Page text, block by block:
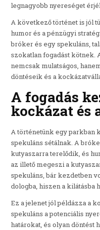
legnagyobb nyereséget
A következő történet is jól
humor és a pénzügyi
bróker és egy spekuláns,
szokatlan fogadást kötnek.
nemcsak mulatságos,
döntéseik és a
A fogadás
kockázat és
A történetünk egy parkban
spekuláns sétálnak. A
kutyaszarra terelődik, és
az illető megeszi a
spekuláns, bár kezdetben
dologba, hiszen a kilátásba
Ez a jelenet jól példázza a
spekuláns a potenciális
határokat, és olyan döntést